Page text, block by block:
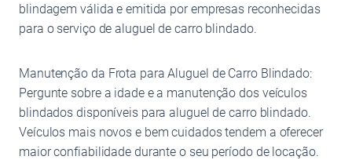
blindagem válida e emitida por empresas reconhecidas
para o serviço de aluguel de carro blindado.
Manutenção da Frota para Aluguel de Carro Blindado:
Pergunte sobre a idade e a manutenção dos veículos
blindados disponíveis para aluguel de carro blindado.
Veículos mais novos e bem cuidados tendem a oferecer
maior confiabilidade durante o seu período de locação.